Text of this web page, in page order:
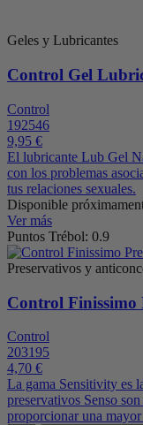
Geles y Lubricantes
Control Gel
Control
192546
9,95 €
El lubricante Lub Gel
con los problemas
tus relaciones sexuales.
Disponible
Ver más
Puntos Trébol: 0.9
Preservativos y
Control Finissimo
Control
203195
4,70 €
La gama Sensitivity es
preservativos Senso
proporcionar una